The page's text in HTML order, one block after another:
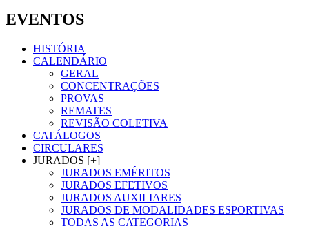
EVENTOS
HISTÓRIA
CALENDÁRIO
GERAL
CONCENTRAÇÕES
PROVAS
REMATES
REVISÃO COLETIVA
CATÁLOGOS
CIRCULARES
JURADOS [+]
JURADOS EMÉRITOS
JURADOS EFETIVOS
JURADOS AUXILIARES
JURADOS DE MODALIDADES ESPORTIVAS
TODAS AS CATEGORIAS